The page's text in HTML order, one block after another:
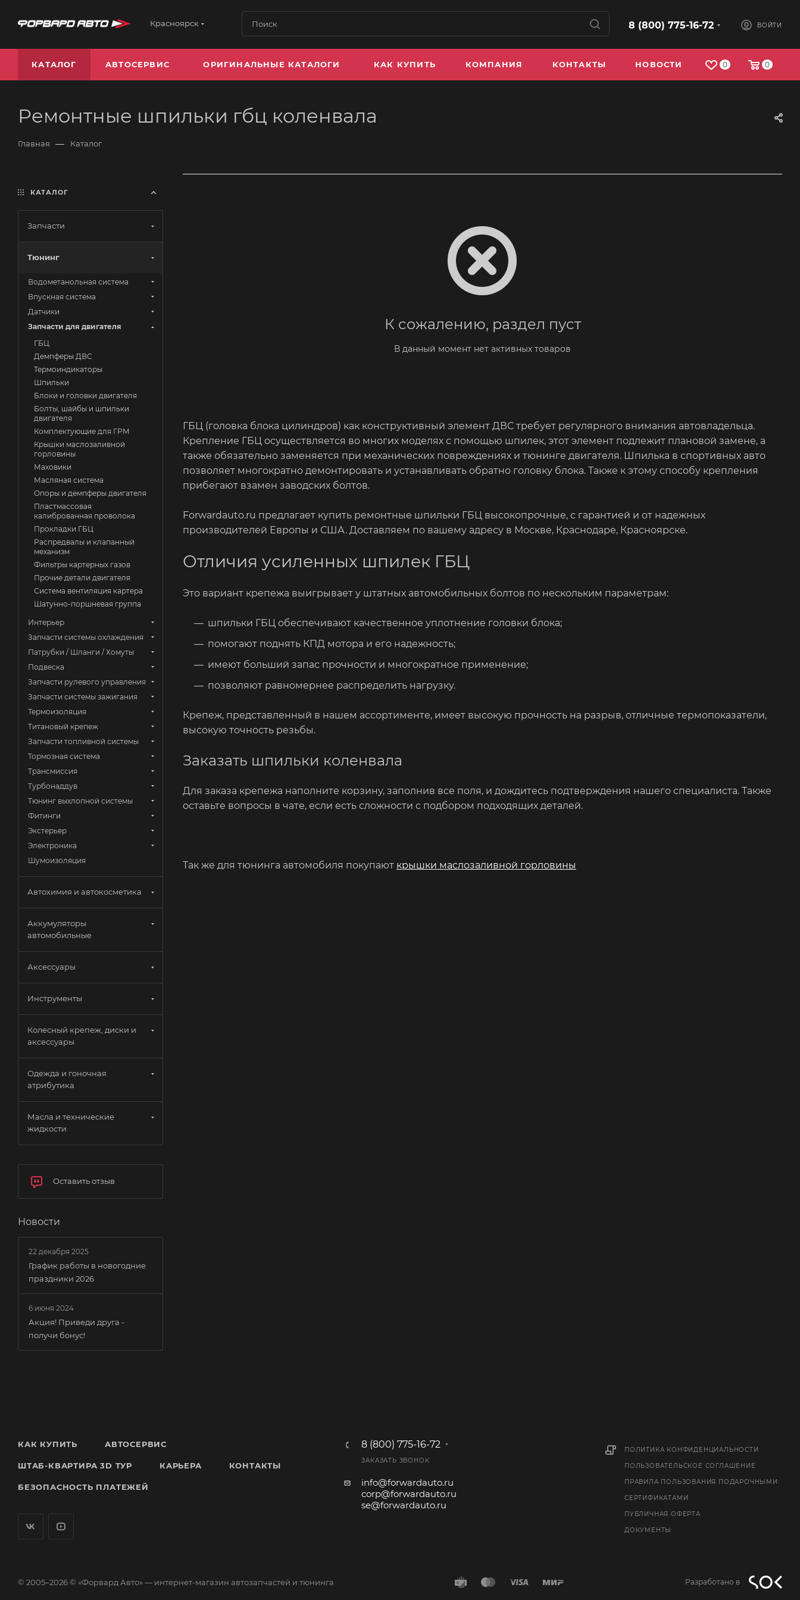
Красноярск 8 (800) 775-16-72 ВОЙТИ
0 0
КАТАЛОГ АВТОСЕРВИС ОРИГИНАЛЬНЫЕ КАТАЛОГИ КАК КУПИТЬ КОМПАНИЯ КОНТАКТЫ НОВОСТИ
Ремонтные шпильки гбц коленвала
Главная — Каталог
К сожалению, раздел пуст
В данный момент нет активных товаров
ГБЦ (головка блока цилиндров) как конструктивный элемент ДВС требует регулярного внимания автовладельца.
Крепление ГБЦ осуществляется во многих моделях с помощью шпилек, этот элемент подлежит плановой замене, а
также обязательно заменяется при механических повреждениях и тюнинге двигателя. Шпилька в спортивных авто
позволяет многократно демонтировать и устанавливать обратно головку блока. Также к этому способу крепления
прибегают взамен заводских болтов.
Forwardauto.ru предлагает купить ремонтные шпильки ГБЦ высокопрочные, с гарантией и от надежных
производителей Европы и США. Доставляем по вашему адресу в Москве, Краснодаре, Красноярске.
Отличия усиленных шпилек ГБЦ
Это вариант крепежа выигрывает у штатных автомобильных болтов по нескольким параметрам:
шпильки ГБЦ обеспечивают качественное уплотнение головки блока;
помогают поднять КПД мотора и его надежность;
имеют больший запас прочности и многократное применение;
позволяют равномернее распределить нагрузку.
Крепеж, представленный в нашем ассортименте, имеет высокую прочность на разрыв, отличные термопоказатели,
высокую точность резьбы.
Заказать шпильки коленвала
Для заказа крепежа наполните корзину, заполнив все поля, и дождитесь подтверждения нашего специалиста. Также
оставьте вопросы в чате, если есть сложности с подбором подходящих деталей.
Так же для тюнинга автомобиля покупают крышки маслозаливной горловины
КАТАЛОГ
Запчасти
Тюнинг
Водометанольная система
Впускная система
Датчики
Запчасти для двигателя
ГБЦ
Демпферы ДВС
Термоиндикаторы
Шпильки
Блоки и головки двигателя
Болты, шайбы и шпильки
двигателя
Комплектующие для ГРМ
Крышки маслозаливной
горловины
Маховики
Масляная система
Опоры и демпферы двигателя
Пластмассовая
калиброванная проволока
Прокладки ГБЦ
Распредвалы и клапанный
механизм
Фильтры картерных газов
Прочие детали двигателя
Система вентиляция картера
Шатунно-поршневая группа
Интерьер
Запчасти системы охлаждения
Патрубки / Шланги / Хомуты
Подвеска
Запчасти рулевого управления
Запчасти системы зажигания
Термоизоляция
Титановый крепеж
Запчасти топливной системы
Тормозная система
Трансмиссия
Турбонаддув
Тюнинг выхлопной системы
Фитинги
Экстерьер
Электроника
Шумоизоляция
Автохимия и автокосметика
Аккумуляторы
автомобильные
Аксессуары
Инструменты
Колесный крепеж, диски и
аксессуары
Одежда и гоночная
атрибутика
Масла и технические
жидкости
Оставить отзыв
Новости
22 декабря 2025
График работы в новогодние
праздники 2026
6 июня 2024
Акция! Приведи друга -
получи бонус!
КАК КУПИТЬ АВТОСЕРВИС
ШТАБ-КВАРТИРА 3D ТУР КАРЬЕРА КОНТАКТЫ
БЕЗОПАСНОСТЬ ПЛАТЕЖЕЙ
8 (800) 775-16-72
ЗАКАЗАТЬ ЗВОНОК
info@forwardauto.ru
corp@forwardauto.ru
se@forwardauto.ru
ПОЛИТИКА КОНФИДЕНЦИАЛЬНОСТИ
ПОЛЬЗОВАТЕЛЬСКОЕ СОГЛАШЕНИЕ
ПРАВИЛА ПОЛЬЗОВАНИЯ ПОДАРОЧНЫМИ
СЕРТИФИКАТАМИ
ПУБЛИЧНАЯ ОФЕРТА
ДОКУМЕНТЫ
© 2005–2026 © «Форвард Авто» — интернет-магазин автозапчастей и тюнинга Разработано в